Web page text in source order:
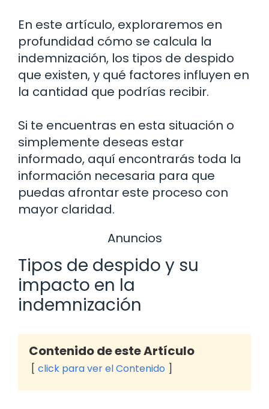
En este artículo, exploraremos en
profundidad cómo se calcula la
indemnización, los tipos de despido
que existen, y qué factores influyen en
la cantidad que podrías recibir.
Si te encuentras en esta situación o
simplemente deseas estar
informado, aquí encontrarás toda la
información necesaria para que
puedas afrontar este proceso con
mayor claridad.
Anuncios
Tipos de despido y su
impacto en la
indemnización
Contenido de este Artículo
click para ver el Contenido